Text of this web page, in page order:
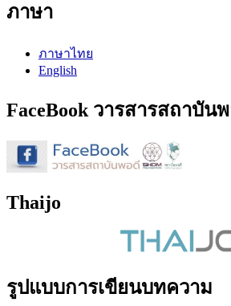
ภาษา
ภาษาไทย
English
FaceBook วารสารสถาบัน
Thaijo
รูปแบบการเขียนบทความ